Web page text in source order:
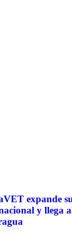
expande
y llega